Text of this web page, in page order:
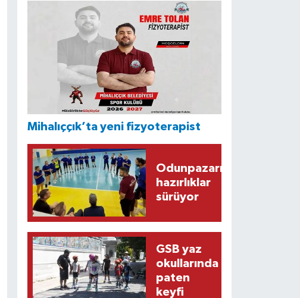
Mihalıççık’ta yeni fizyoterapist
Odunpazarı’nda
hazırlıklar
sürüyor
GSB yaz
okullarında
paten
keyfi